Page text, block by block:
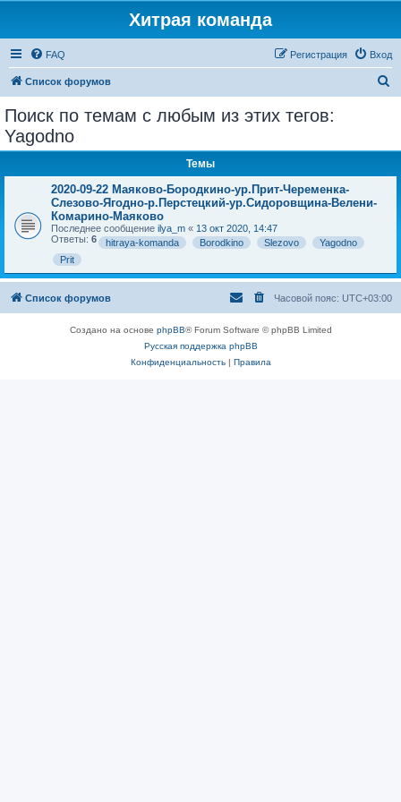
Хитрая команда
FAQ Вход
Регистрация
Список форумов
Поиск по темам с любым из этих тегов:
Yagodno
Темы
2020-09-22 Маяково-Бородкино-ур.Прит-Череменка-
Слезово-Ягодно-р.Перстецкий-ур.Сидоровщина-Велени-
Комарино-Маяково
Последнее сообщение ilya_m « 13 окт 2020, 14:47
Ответы: 6 hitraya-komanda Borodkino Slezovo
Yagodno
Prit
Список форумов Часовой пояс: UTC+03:00
Создано на основе phpBB® Forum Software © phpBB Limited
Русская поддержка phpBB
Конфиденциальность| Правила